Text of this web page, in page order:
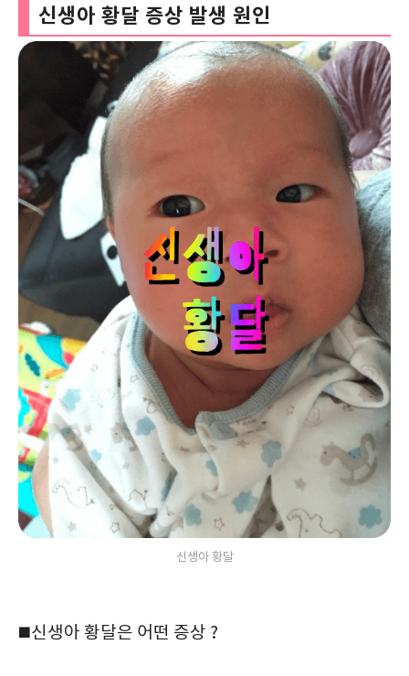
신생아 황달 증상 발생 원인
신생아 황달
◼️신생아 황달은 어떤 증상 ?